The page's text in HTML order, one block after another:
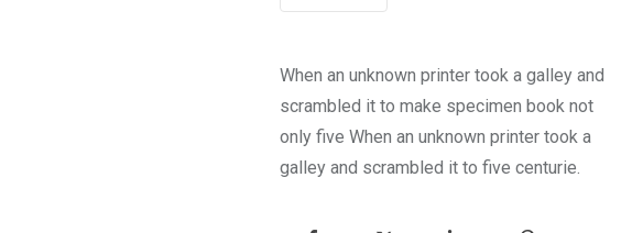
When an unknown printer took a galley and
scrambled it to make specimen book not
only five When an unknown printer took a
galley and scrambled it to five centurie.